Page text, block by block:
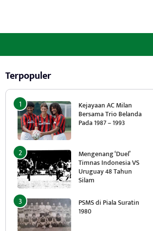
Terpopuler
Kejayaan AC Milan
Bersama Trio Belanda
Pada 1987 – 1993
Mengenang ‘Duel’
Timnas Indonesia VS
Uruguay 48 Tahun
Silam
PSMS di Piala Suratin
1980